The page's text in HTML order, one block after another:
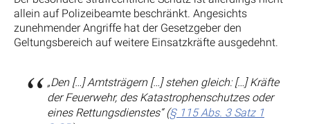
allein auf Polizeibeamte beschränkt. Angesichts
zunehmender Angriffe hat der Gesetzgeber den
Geltungsbereich auf weitere Einsatzkräfte ausgedehnt.
„Den […] Amtsträgern […] stehen gleich: […] Kräfte
der Feuerwehr, des Katastrophenschutzes oder
eines Rettungsdienstes“ (§ 115 Abs. 3 Satz 1